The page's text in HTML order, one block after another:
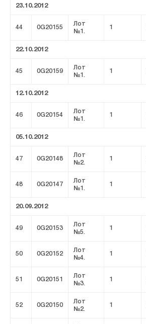
23.10.2012
44 0G20155
Лот
№1.
1
22.10.2012
45 0G20159
Лот
№1.
1
12.10.2012
46 0G20154
Лот
№1.
1
05.10.2012
47 0G20148
Лот
№2.
1
48 0G20147
Лот
№1.
1
20.09.2012
49 0G20153
Лот
№5.
1
50 0G20152
Лот
№4.
1
51 0G20151
Лот
№3.
1
52 0G20150
Лот
№2.
1